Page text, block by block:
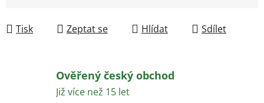
Tisk Zeptat se Hlídat Sdílet
Ověřený český obchod
Již více než 15 let